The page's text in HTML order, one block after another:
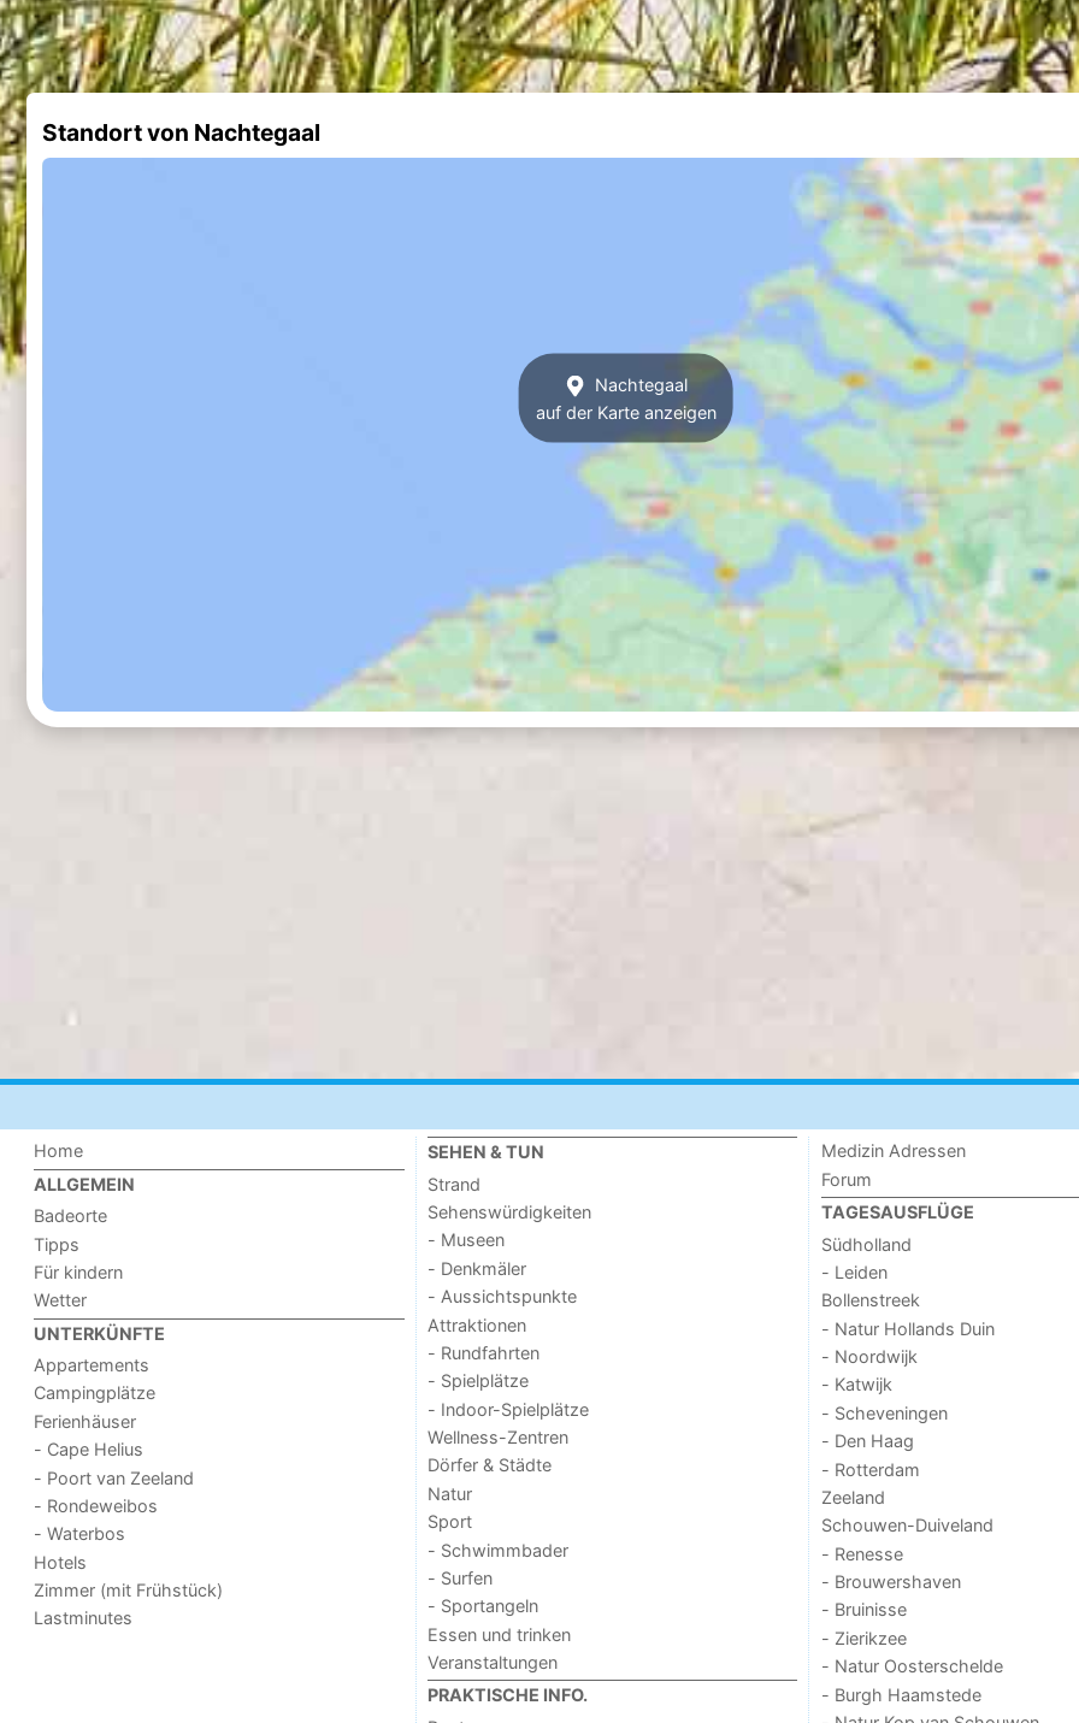
Standort von Nachtegaal
Nachtegaal
auf der Karte anzeigen
Home
ALLGEMEIN
Badeorte
Tipps
Für kindern
Wetter
UNTERKÜNFTE
Appartements
Campingplätze
Ferienhäuser
- Cape Helius
- Poort van Zeeland
- Rondeweibos
- Waterbos
Hotels
Zimmer (mit Frühstück)
Lastminutes
SEHEN & TUN
Strand
Sehenswürdigkeiten
- Museen
- Denkmäler
- Aussichtspunkte
Attraktionen
- Rundfahrten
- Spielplätze
- Indoor-Spielplätze
Wellness-Zentren
Dörfer & Städte
Natur
Sport
- Schwimmbader
- Surfen
- Sportangeln
Essen und trinken
Veranstaltungen
PRAKTISCHE INFO.
Medizin Adressen
Forum
TAGESAUSFLÜGE
Südholland
- Leiden
Bollenstreek
- Natur Hollands Duin
- Noordwijk
- Katwijk
- Scheveningen
- Den Haag
- Rotterdam
Zeeland
Schouwen-Duiveland
- Renesse
- Brouwershaven
- Bruinisse
- Zierikzee
- Natur Oosterschelde
- Burgh Haamstede